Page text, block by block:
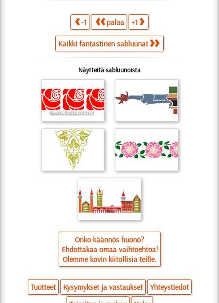
-1 palaa +1
Kaikki fantastinen sabluunat
Näytteitä sabluunoista
Onko käännös huono?
Ehdottakaa omaa vaihtoehtoa!
Olemme kovin kiitollisia teille.
Tuotteet Kysymykset ja vastaukset
Yhteystiedot